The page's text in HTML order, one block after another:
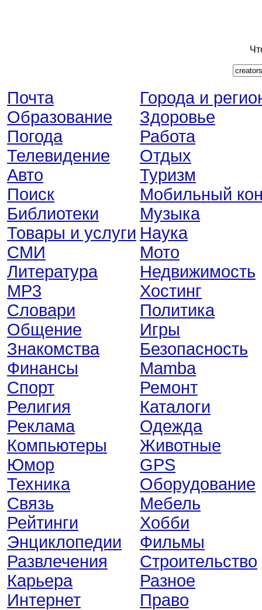
Почта
Образование
Погода
Телевидение
Авто
Поиск
Библиотеки
Товары и услуги
СМИ
Литература
MP3
Словари
Общение
Знакомства
Финансы
Спорт
Религия
Реклама
Компьютеры
Юмор
Техника
Связь
Рейтинги
Энциклопедии
Развлечения
Карьера
Интернет
Города и
Здоровье
Работа
Отдых
Туризм
Мобильный
Музыка
Наука
Мото
Недвижимость
Хостинг
Политика
Игры
Безопасность
Mamba
Ремонт
Каталоги
Одежда
Животные
GPS
Оборудование
Мебель
Хобби
Фильмы
Строительство
Разное
Право